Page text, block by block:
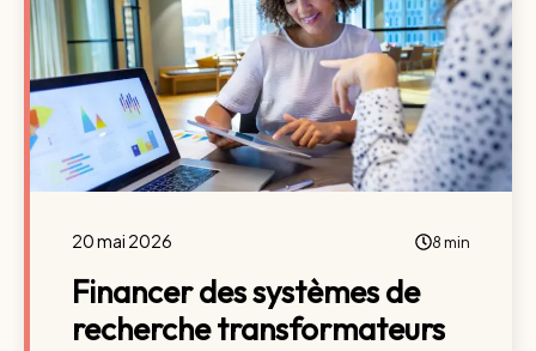
20 mai 2026 8 min
Financer des systèmes de
recherche transformateurs